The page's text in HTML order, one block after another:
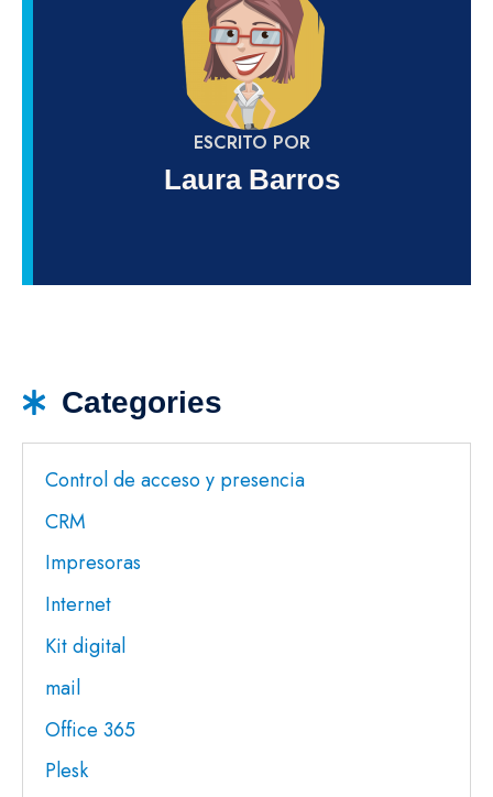
ESCRITO POR
Laura Barros
Categories
Control de acceso y presencia
CRM
Impresoras
Internet
Kit digital
mail
Office 365
Plesk